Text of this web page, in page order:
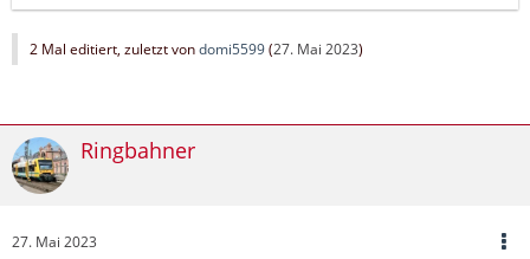
2 Mal editiert, zuletzt vondomi5599(27. Mai 2023)
Ringbahner
27. Mai 2023